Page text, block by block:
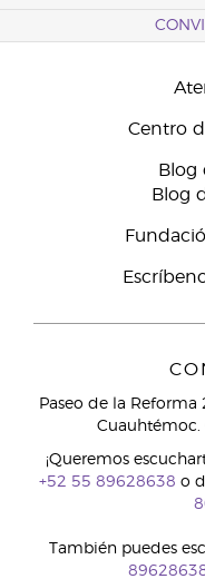
Centro
Blog
Blog
Paseo de la Reforma
Cuauhtémoc.
¡Queremos
+52 55 89628638 o
También puedes